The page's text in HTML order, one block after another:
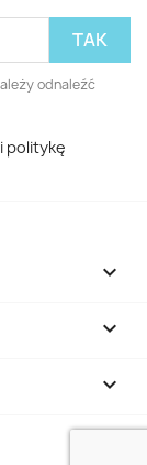
odnaleźć
politykę


